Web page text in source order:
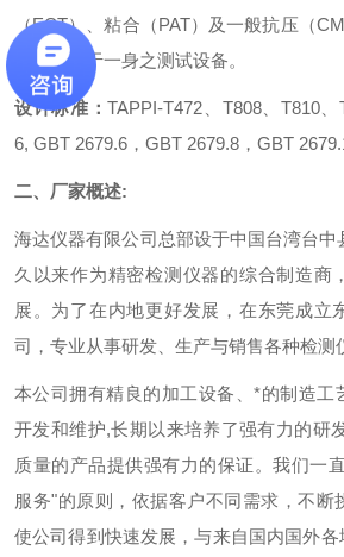
（ECT）、粘合（PAT）及一般抗压（
多项功能于一身之测试设备。
设计标准：TAPPI-T472、T808、T810
6, GBT 2679.6，GBT 2679.8，GBT
二、 厂家概述:
海达仪器有限公司总部设于中国台湾台中
久以来作为精密检测仪器的综合制造商
展。为了在内地更好发展，在东莞成立
司，专业从事研发、生产与销售各种检测
本公司拥有精良的加工设备、*的制造工
开发和维护,长期以来培养了强有力的研
质量的产品提供强有力的保证。我们一
服务"的原则，依据客户不同需求，不断
使公司得到快速发展，与来自国内国外各